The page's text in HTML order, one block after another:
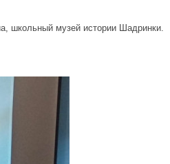
школьный музей истории Шадринки.